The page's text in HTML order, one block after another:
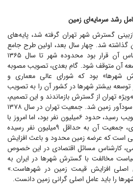
رشد سرمایه‌ای زمین
به بازبینی گسترش شهر تهران گرفته شد، پایه‌های
شد. چهار سال بعد، اولین طرح جامع
تهران تصویب شد که بر اساس آن قرار بود محدوده شهر تا سال ۱۳۶۵
آن متوقف شود. گام بعدی، تصویب مصوبه
شهرها» بود که شورای عالی معماری و
بیشتر شهر‌ها در کشور آن را به تصویب
تهران از گسترش بازماندند و این تصمیم،
زمینه‌ساز ایجاد بازار محدود و سودآور زمین شد. جمعیت تهران در سال ۱۳۷۸
که مصوبه شورای عالی به تصویب رسید، حدود ۶میلیون نفر بود، اما امروز با
همان مساحت ۷۲هزار هکتاری، جمعیت آن به حداقل ۹میلیون نفر رسیده
است که عرضه زمین محدود و باعث افزایش
کارشناس مسائل اقتصادی در این خصوص
۷۹ به بعد، سیاست مخالفت با گسترش شهر‌ها در ایران به
اصلی افزایش قیمت زمین در شهرهاست.»
را باید عامل اصلی گرانی زمین دانست.